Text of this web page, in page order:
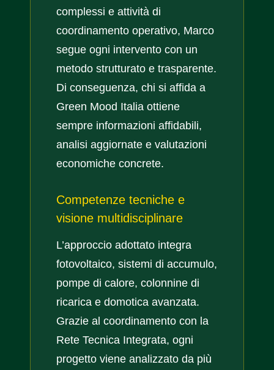
complessi e attività di
coordinamento operativo, Marco
segue ogni intervento con un
metodo strutturato e trasparente.
Di conseguenza, chi si affida a
Green Mood Italia ottiene
sempre informazioni affidabili,
analisi aggiornate e valutazioni
economiche concrete.
Competenze tecniche e
visione multidisciplinare
L’approccio adottato integra
fotovoltaico, sistemi di accumulo,
pompe di calore, colonnine di
ricarica e domotica avanzata.
Grazie al coordinamento con la
Rete Tecnica Integrata, ogni
progetto viene analizzato da più